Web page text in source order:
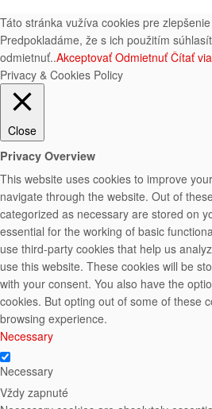
Táto stránka vužíva cookies pre
Predpokladáme, že s ich použitím
odmietnuť..Akceptovať Odmietnuť Čítať
Privacy & Cookies Policy
Close
Privacy Overview
This website uses cookies to improve
navigate through the website. Out of
categorized as necessary are stored on
essential for the working of basic
use third-party cookies that help us
use this website. These cookies will be
with your consent. You also have the
cookies. But opting out of some of these
browsing experience.
Necessary
Necessary
Vždy zapnuté